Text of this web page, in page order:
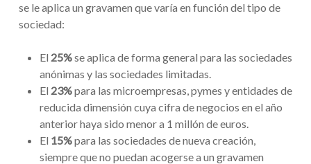
se le aplica un gravamen que varía en función del tipo de
sociedad:
El 25%se aplica de forma general para las sociedades
anónimas y las sociedades limitadas.
El 23%para las microempresas, pymes y entidades de
reducida dimensión cuya cifra de negocios en el año
anterior haya sido menor a 1 millón de euros.
El 15%para las sociedades de nueva creación,
siempre que no puedan acogerse a un gravamen